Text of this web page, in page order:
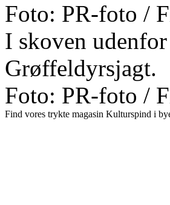
Foto: PR-foto /
I skoven
Grøffeldyrsjagt.
Foto: PR-foto /
Find vores trykte magasin Kulturspind i